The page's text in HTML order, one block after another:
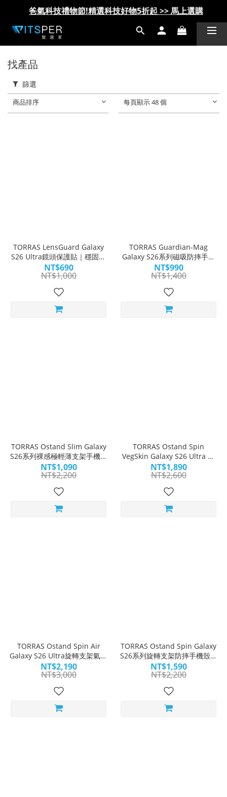
IDMIX Q10 Pro 行動電源 第一代 更換服務方案說明
爸氣科技禮物節!精選科技好物5折起 >> 馬上選購
IDMIX Q10 Pro 行動電源 第一代 更換服務方案說明
爸氣科技禮物節!精選科技好物5折起 >> 馬上選購
找產品
篩選
商品排序 每頁顯示 48 個
TORRAS LensGuard Galaxy
S26 Ultra鏡頭保護貼｜穩固貼
合 軍規防護
NT$690
NT$1,000
TORRAS Guardian-Mag
Galaxy S26系列磁吸防摔手機
殼｜強勁磁吸 強悍防摔
NT$990
NT$1,400
TORRAS Ostand Slim Galaxy
S26系列裸感極輕薄支架手機殼
｜O-in-1 輕薄不凡
NT$1,090
NT$2,200
TORRAS Ostand Spin
VegSkin Galaxy S26 Ultra 旋
轉支架皮革防摔手機殼｜O-in-
1 皮革美學
NT$1,890
NT$2,600
TORRAS Ostand Spin Air
Galaxy S26 Ultra旋轉支架氣囊
防摔手機殼｜O-in-1 探索極限
NT$2,190
NT$3,000
TORRAS Ostand Spin Galaxy
S26系列旋轉支架防摔手機殼｜
O-in-1 無限可能
NT$1,590
NT$2,200